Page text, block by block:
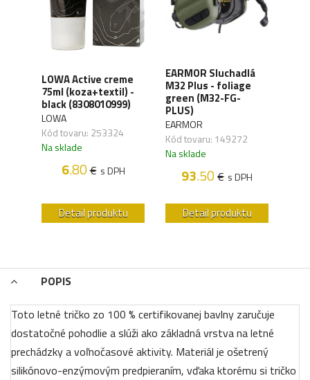
LOWA Active creme
75ml (koza+textil) -
black (8308010999)
LOWA
Kód tovaru: 253324
Na sklade
6.80€ s DPH
Detail produktu
EARMOR Sluchadlá
M32 Plus - foliage
green (M32-FG-
PLUS)
EARMOR
Kód tovaru: 149272
Na sklade
93.50€ s DPH
Detail produktu
POPIS
Toto letné tričko zo 100 % certifikovanej bavlny zaručuje
dostatočné pohodlie a slúži ako základná vrstva na letné
prechádzky a voľnočasové aktivity. Materiál je ošetrený
silikónovo-enzýmovým predpieraním, vďaka ktorému si tričko